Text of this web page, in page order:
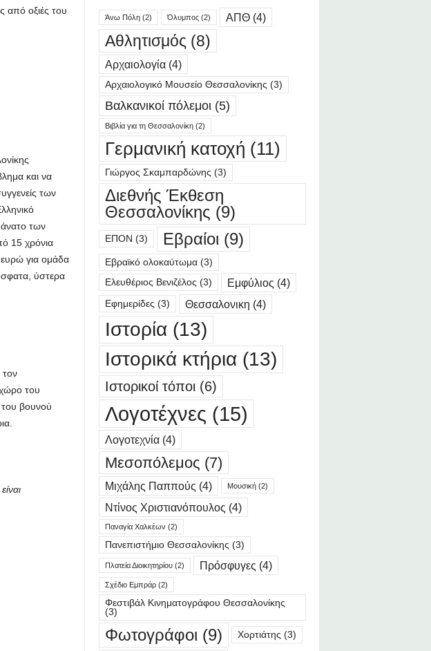
από οξιές του
και να
των
των
15 χρόνια
για ομάδα
ύστερα
του
του βουνού
Άνω Πόλη(2) Όλυμπος(2) ΑΠΘ(4)
Αθλητισμός (8)
Αρχαιολογία(4)
Αρχαιολογικό Μουσείο Θεσσαλονίκης (3)
Βαλκανικοί πόλεμοι (5)
Βιβλία για τη Θεσσαλονίκη(2)
Γερμανική κατοχή (11)
Γιώργος Σκαμπαρδώνης (3)
Διεθνής Έκθεση
Θεσσαλονίκης (9)
ΕΠΟΝ (3) Εβραίοι (9)
Εβραϊκό ολοκαύτωμα(3)
Ελευθέριος Βενιζέλος (3) Εμφύλιος (4)
Εφημερίδες (3) Θεσσαλονικη (4)
Ιστορία(13)
Ιστορικά κτήρια(13)
Ιστορικοί τόποι(6)
Λογοτέχνες (15)
Λογοτεχνία(4)
Μεσοπόλεμος (7)
Μιχάλης Παππούς (4) Μουσική(2)
Ντίνος Χριστιανόπουλος (4)
Παναγία Χαλκέων (2)
Πανεπιστήμιο Θεσσαλονίκης (3)
Πλατεία Διοικητηρίου(2) Πρόσφυγες (4)
Σχέδιο Εμπράρ(2)
Φεστιβάλ Κινηματογράφου Θεσσαλονίκης
(3)
Φωτογράφοι (9) Χορτιάτης (3)